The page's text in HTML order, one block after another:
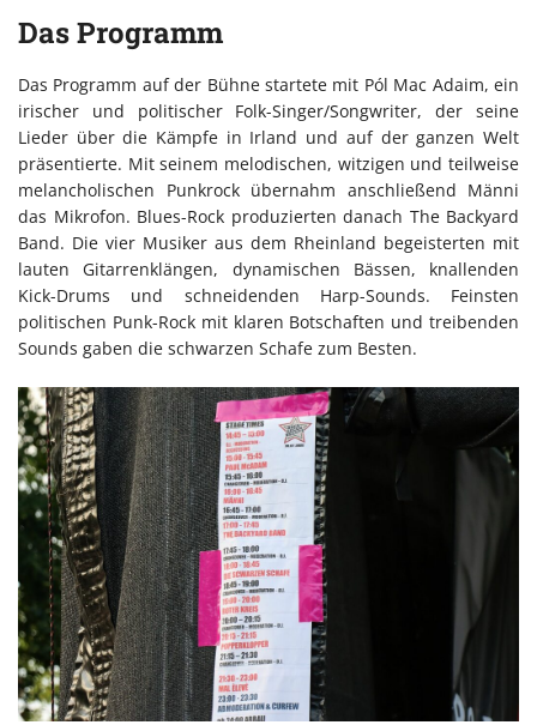
Das Programm
Das Programm auf der Bühne startete mit Pól Mac Adaim, ein
irischer und politischer Folk-Singer/Songwriter, der seine
Lieder über die Kämpfe in Irland und auf der ganzen Welt
präsentierte. Mit seinem melodischen, witzigen und teilweise
melancholischen Punkrock übernahm anschließend Männi
das Mikrofon. Blues-Rock produzierten danach The Backyard
Band. Die vier Musiker aus dem Rheinland begeisterten mit
lauten Gitarrenklängen, dynamischen Bässen, knallenden
Kick-Drums und schneidenden Harp-Sounds. Feinsten
politischen Punk-Rock mit klaren Botschaften und treibenden
Sounds gaben die schwarzen Schafe zum Besten.